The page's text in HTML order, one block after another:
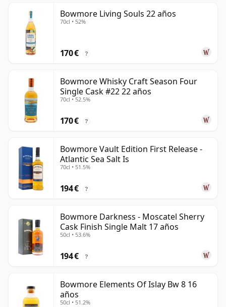
Bowmore Living Souls 22 años
70cl • 52%
170 € ?
Bowmore Whisky Craft Season Four
Single Cask #22 22 años
70cl • 52.5%
170 € ?
Bowmore Vault Edition First Release -
Atlantic Sea Salt Is
70cl • 51.5%
194 € ?
Bowmore Darkness - Moscatel Sherry
Cask Finish Single Malt 17 años
50cl • 53.6%
194 € ?
Bowmore Elements Of Islay Bw 8 16
años
50cl • 51.2%